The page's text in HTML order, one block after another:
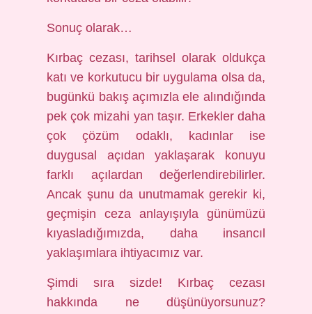
Sonuç olarak…
Kırbaç cezası, tarihsel olarak oldukça
katı ve korkutucu bir uygulama olsa da,
bugünkü bakış açımızla ele alındığında
pek çok mizahi yan taşır. Erkekler daha
çok çözüm odaklı, kadınlar ise
duygusal açıdan yaklaşarak konuyu
farklı açılardan değerlendirebilirler.
Ancak şunu da unutmamak gerekir ki,
geçmişin ceza anlayışıyla günümüzü
kıyasladığımızda, daha insancıl
yaklaşımlara ihtiyacımız var.
Şimdi sıra sizde! Kırbaç cezası
hakkında ne düşünüyorsunuz?